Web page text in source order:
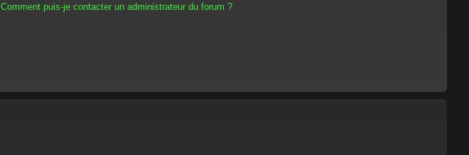
Comment puis-je contacter un administrateur du forum ?